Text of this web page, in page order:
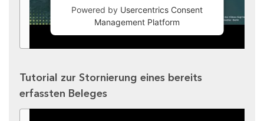
Powered by Usercentrics Consent
Management Platform
Tutorial zur Stornierung eines bereits
erfassten Beleges